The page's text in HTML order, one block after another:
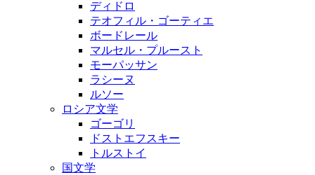
ディドロ
テオフィル・ゴーティエ
ボードレール
マルセル・プルースト
モーパッサン
ラシーヌ
ルソー
ロシア文学
ゴーゴリ
ドストエフスキー
トルストイ
国文学